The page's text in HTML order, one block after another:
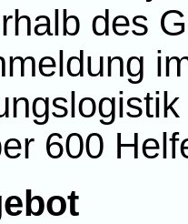
des
600